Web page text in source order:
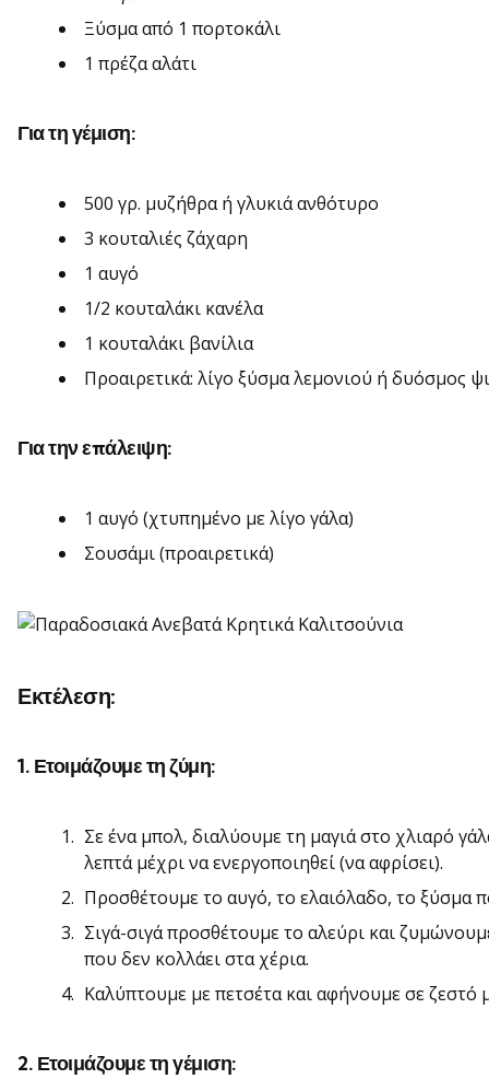
Ξύσμα από 1 πορτοκάλι
1 πρέζα αλάτι
Για τη γέμιση:
500 γρ. μυζήθρα ή γλυκιά ανθότυρο
3 κουταλιές ζάχαρη
1 αυγό
1/2 κουταλάκι κανέλα
1 κουταλάκι βανίλια
Προαιρετικά: λίγο ξύσμα λεμονιού ή δυόσμος
Για την επάλειψη:
1 αυγό (χτυπημένο με λίγο γάλα)
Σουσάμι (προαιρετικά)
Εκτέλεση:
1. Ετοιμάζουμε τη ζύμη:
Σε ένα μπολ, διαλύουμε τη μαγιά στο χλιαρό
λεπτά μέχρι να ενεργοποιηθεί (να αφρίσει).
Προσθέτουμε το αυγό, το ελαιόλαδο, το ξύσμα
Σιγά-σιγά προσθέτουμε το αλεύρι και
που δεν κολλάει στα χέρια.
Καλύπτουμε με πετσέτα και αφήνουμε σε
2. Ετοιμάζουμε τη γέμιση: